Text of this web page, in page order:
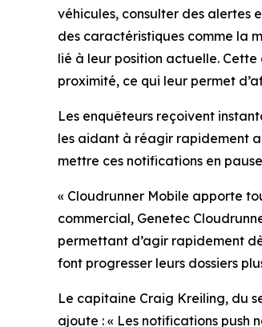
véhicules, consulter des alertes
des caractéristiques comme la
lié à leur position actuelle.
proximité, ce qui leur permet
Les enquêteurs reçoivent
les aidant à réagir rapidement
mettre ces notifications en
« Cloudrunner Mobile apporte
commercial, Genetec
permettant d’agir rapidement
font progresser leurs dossiers
Le capitaine Craig Kreiling, du
ajoute : « Les notifications push